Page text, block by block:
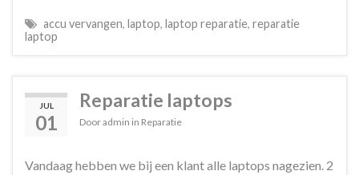
accu vervangen, laptop, laptop reparatie, reparatie
laptop
JUL
01
Reparatie laptops
Dooradmin in Reparatie
Vandaag hebben we bij een klant alle laptops nagezien. 2